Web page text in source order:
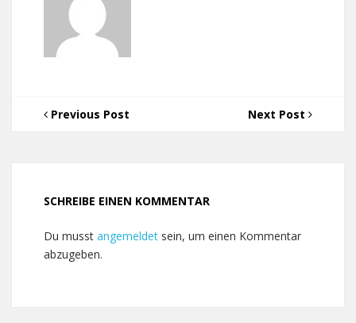
Previous Post Next Post
SCHREIBE EINEN KOMMENTAR
Du musst angemeldet sein, um einen Kommentar
abzugeben.